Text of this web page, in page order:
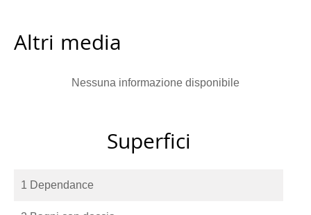
Altri media
Nessuna informazione disponibile
Superfici
1 Dependance